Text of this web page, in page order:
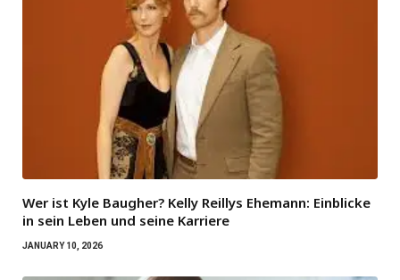
Wer ist Kyle Baugher? Kelly Reillys Ehemann: Einblicke
in sein Leben und seine Karriere
JANUARY 10, 2026